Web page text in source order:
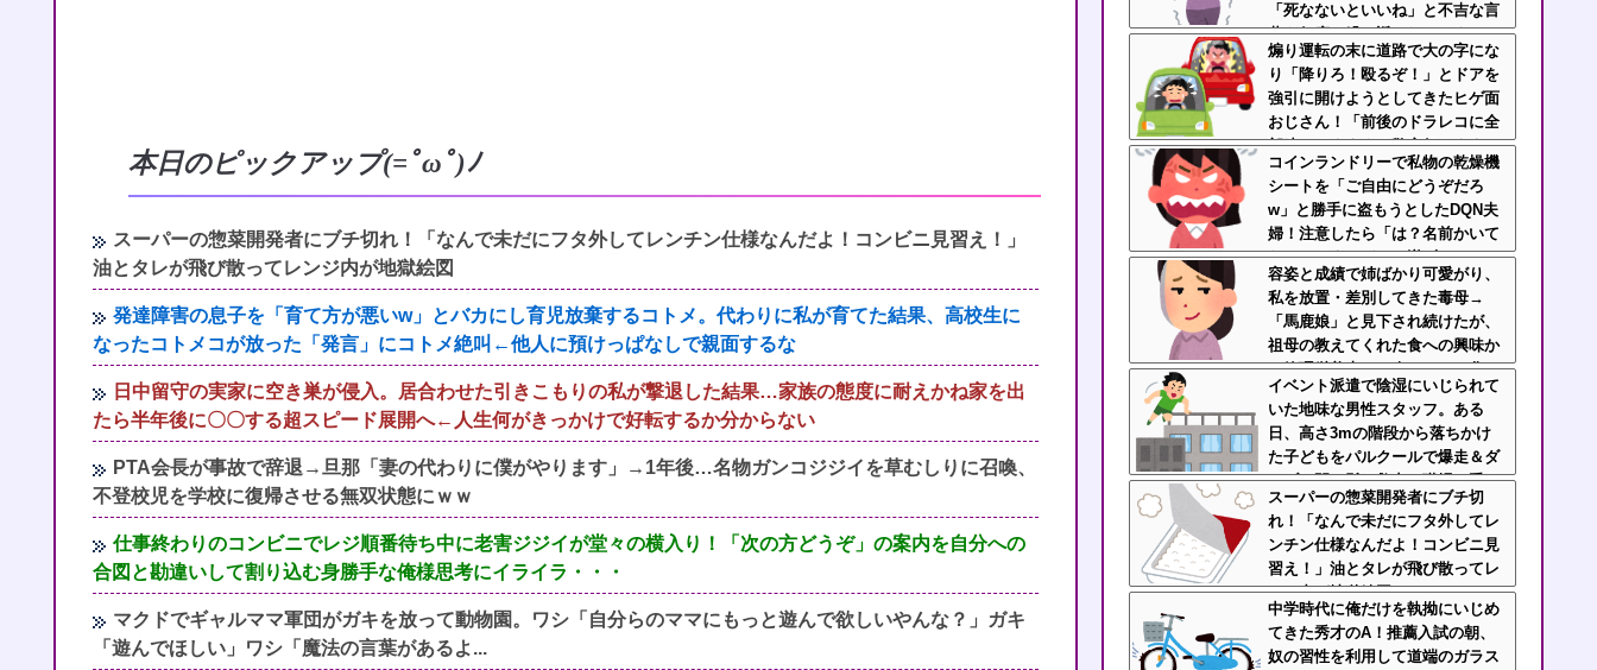
本日のピックアップ(=ﾟωﾟ)ﾉ
スーパーの惣菜開発者にブチ切れ！「なんで未だにフタ外してレンチン仕様なんだよ！コンビニ見習え！」
油とタレが飛び散ってレンジ内が地獄絵図
発達障害の息子を「育て方が悪いw」とバカにし育児放棄するコトメ。代わりに私が育てた結果、高校生に
なったコトメコが放った「発言」にコトメ絶叫←他人に預けっぱなしで親面するな
日中留守の実家に空き巣が侵入。居合わせた引きこもりの私が撃退した結果…家族の態度に耐えかね家を出
たら半年後に〇〇する超スピード展開へ←人生何がきっかけで好転するか分からない
PTA会長が事故で辞退→旦那「妻の代わりに僕がやります」→1年後…名物ガンコジジイを草むしりに召喚、
不登校児を学校に復帰させる無双状態にｗｗ
仕事終わりのコンビニでレジ順番待ち中に老害ジジイが堂々の横入り！「次の方どうぞ」の案内を自分への
合図と勘違いして割り込む身勝手な俺様思考にイライラ・・・
マクドでギャルママ軍団がガキを放って動物園。ワシ「自分らのママにもっと遊んで欲しいやんな？」ガキ
「遊んでほしい」ワシ「魔法の言葉があるよ...
「死なないといいね」と不吉な言
葉を何度も繰り返されてしま
う・・・
煽り運転の末に道路で大の字にな
り「降りろ！殴るぞ！」とドアを
強引に開けようとしてきたヒゲ面
おじさん！「前後のドラレコに全
部映ってますよ？警察行きます
ね」と伝えたら半泣きで謝罪ｗｗ
コインランドリーで私物の乾燥機
シートを「ご自由にどうぞだろ
w」と勝手に盗もうとしたDQN夫
婦！注意したら「は？名前かいて
ないんですけど」と逆ギレ
容姿と成績で姉ばかり可愛がり、
私を放置・差別してきた毒母→
「馬鹿娘」と見下され続けたが、
祖母の教えてくれた食への興味か
ら管理栄養士に→今はニート化し
た姉と毒母に幸せな姿を見せつけ
てるｗｗｗ
イベント派遣で陰湿にいじられて
いた地味な男性スタッフ。ある
日、高さ3mの階段から落ちかけ
た子どもをパルクールで爆走＆ダ
イブし間一髪で救出！職場の手の
ひら返しと評価爆上げが凄まじか
ったｗｗ
スーパーの惣菜開発者にブチ切
れ！「なんで未だにフタ外してレ
ンチン仕様なんだよ！コンビニ見
習え！」油とタレが飛び散ってレ
ンジ内が地獄絵図
中学時代に俺だけを執拗にいじめ
てきた秀才のA！推薦入試の朝、
奴の習性を利用して道端のガラス